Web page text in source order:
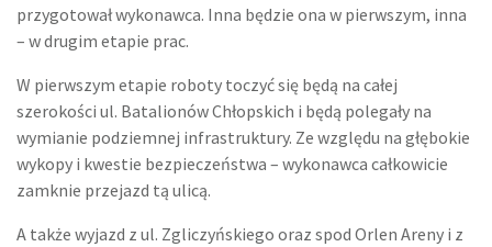
przygotował wykonawca. Inna będzie ona w pierwszym, inna
– w drugim etapie prac.
W pierwszym etapie roboty toczyć się będą na całej
szerokości ul. Batalionów Chłopskich i będą polegały na
wymianie podziemnej infrastruktury. Ze względu na głębokie
wykopy i kwestie bezpieczeństwa – wykonawca całkowicie
zamknie przejazd tą ulicą.
A także wyjazd z ul. Zgliczyńskiego oraz spod Orlen Areny i z